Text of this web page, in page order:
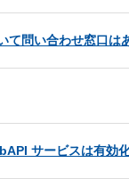
て問い合わせ窓口は
サービスは有効